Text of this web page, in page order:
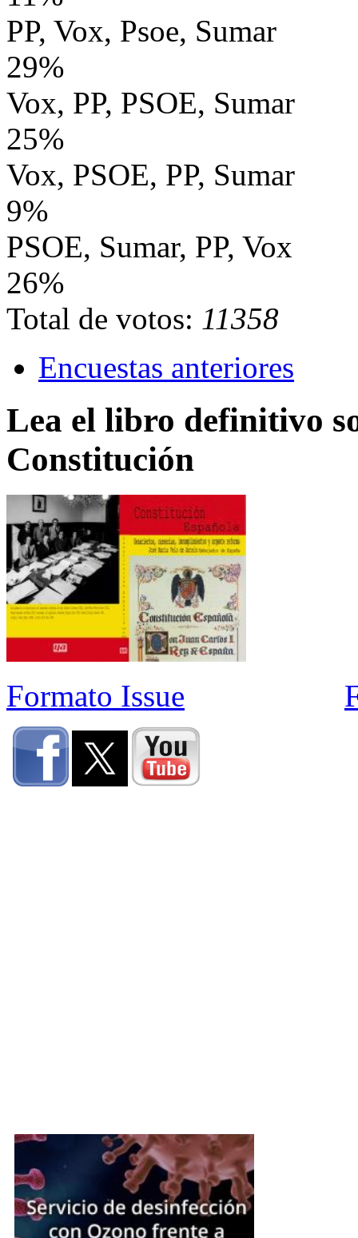
PP, Vox, Psoe, Sumar
29%
Vox, PP, PSOE, Sumar
25%
Vox, PSOE, PP, Sumar
9%
PSOE, Sumar, PP, Vox
26%
Total de votos: 11358
Encuestas anteriores
Lea el libro definitivo
Constitución
Formato Issue